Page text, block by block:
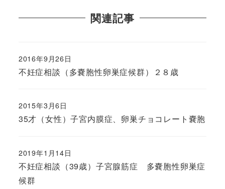
関連記事
不妊症相談（多嚢胞性卵巣症候群）２８歳
2016年9月26日
35才（女性）子宮内膜症、卵巣チョコレート嚢胞
2015年3月6日
不妊症相談（39歳）子宮腺筋症 多嚢胞性卵巣症
候群
2019年1月14日